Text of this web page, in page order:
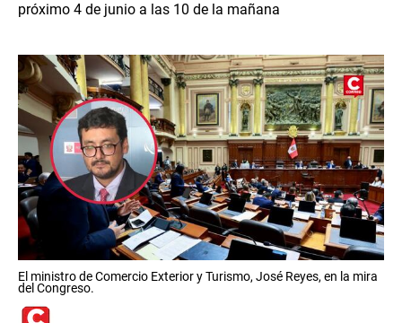
próximo 4 de junio a las 10 de la mañana
El ministro de Comercio Exterior y Turismo, José Reyes, en la mira
del Congreso.